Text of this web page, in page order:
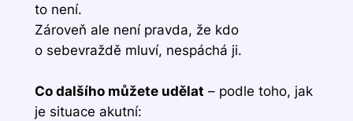
to není.
Zároveň ale není pravda, že kdo
o sebevraždě mluví, nespáchá ji.
Co dalšího můžete udělat – podle toho, jak
je situace akutní: